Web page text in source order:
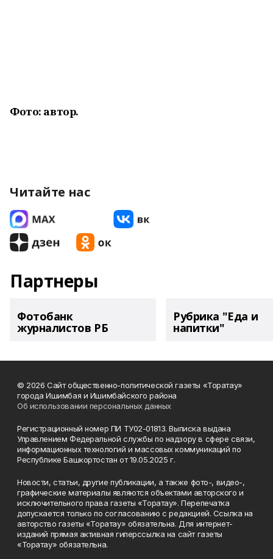
Фото: автор.
Читайте нас
Партнеры
Фотобанк
журналистов РБ
Рубрика "Еда и
напитки"
© 2026 Сайт общественно-политической газеты «Торатау»
города Ишимбая и Ишимбайского района
Об использовании персональных данных
Регистрационный номер ПИ ТУ02-01813. Выписка выдана
Управлением Федеральной службы по надзору в сфере связи,
информационных технологий и массовых коммуникаций по
Республике Башкортостан от 19.05.2025 г.
Новости, статьи, другие публикации, а также фото-, видео-,
графические материалы являются объектами авторского и
исключительного права газеты «Торатау». Перепечатка
допускается только по согласованию с редакцией. Ссылка на
авторство газеты «Торатау» обязательна. Для интернет-
изданий прямая активная гиперссылка на сайт газеты
«Торатау» обязательна.